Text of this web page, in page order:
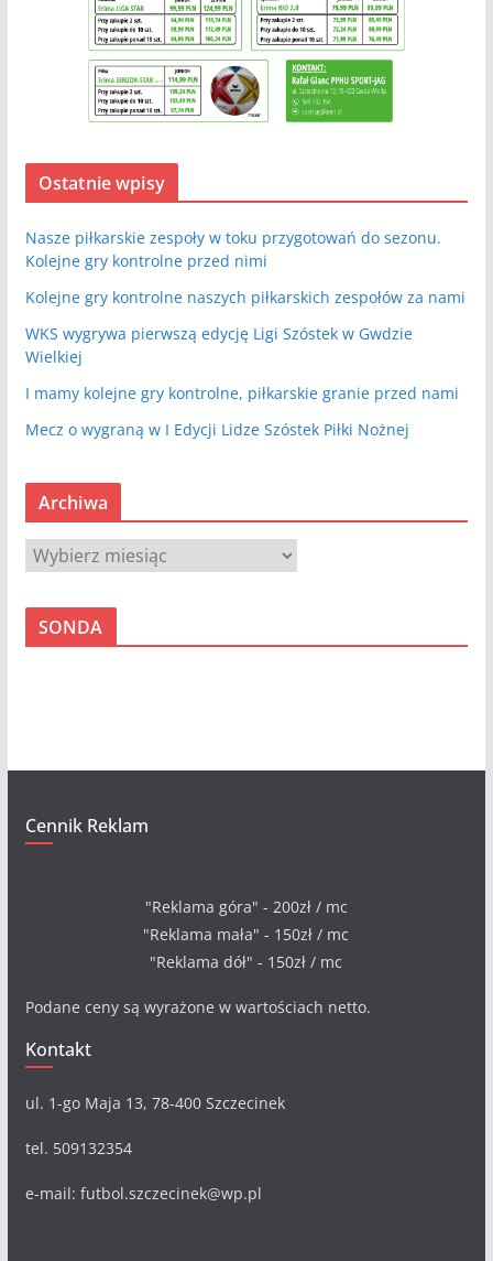
Ostatnie wpisy
Nasze piłkarskie zespoły w toku przygotowań do sezonu.
Kolejne gry kontrolne przed nimi
Kolejne gry kontrolne naszych piłkarskich zespołów za nami
WKS wygrywa pierwszą edycję Ligi Szóstek w Gwdzie
Wielkiej
I mamy kolejne gry kontrolne, piłkarskie granie przed nami
Mecz o wygraną w I Edycji Lidze Szóstek Piłki Nożnej
Archiwa
A
r
c
SONDA
Cennik Reklam
"Reklama góra" - 200zł / mc
"Reklama mała" - 150zł / mc
"Reklama dół" - 150zł / mc
Podane ceny są wyrażone w wartościach netto.
Kontakt
ul. 1-go Maja 13, 78-400 Szczecinek
tel. 509132354
e-mail: futbol.szczecinek@wp.pl